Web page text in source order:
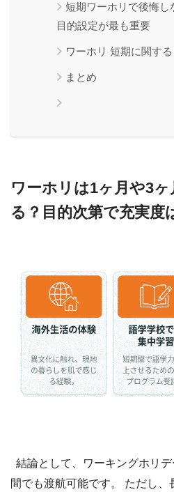
短期ワーホリで後悔
目的設定が最も重要
ワーホリ 短期に関す
まとめ
ワーホリは1ヶ月や3
る？目的次第で充実度
結論として、ワーキングホリ
間でも渡航可能です。 ただし